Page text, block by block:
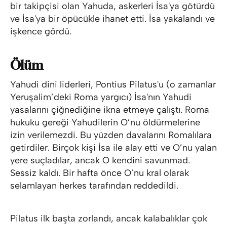
bir takipçisi olan Yahuda, askerleri İsa'ya götürdü
ve İsa'ya bir öpücükle ihanet etti. İsa yakalandı ve
işkence gördü.
Ölüm
Yahudi dini liderleri, Pontius Pilatus'u (o zamanlar
Yeruşalim’deki Roma yargıcı) İsa'nın Yahudi
yasalarını çiğnediğine ikna etmeye çalıştı. Roma
hukuku gereği Yahudilerin O’nu öldürmelerine
izin verilemezdi. Bu yüzden davalarını Romalılara
getirdiler. Birçok kişi İsa ile alay etti ve O’nu yalan
yere suçladılar, ancak O kendini savunmad.
Sessiz kaldı. Bir hafta önce O’nu kral olarak
selamlayan herkes tarafından reddedildi.
Pilatus ilk başta zorlandı, ancak kalabalıklar çok